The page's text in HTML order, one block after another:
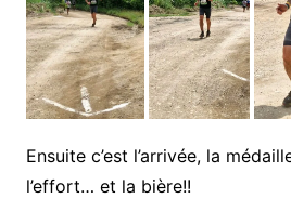
Ensuite c’est l’arrivée, la
l’effort… et la bière!!